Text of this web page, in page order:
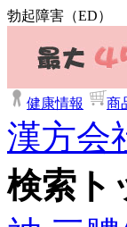
勃起障害（ED）
健康情報 商
漢方会
検索ト